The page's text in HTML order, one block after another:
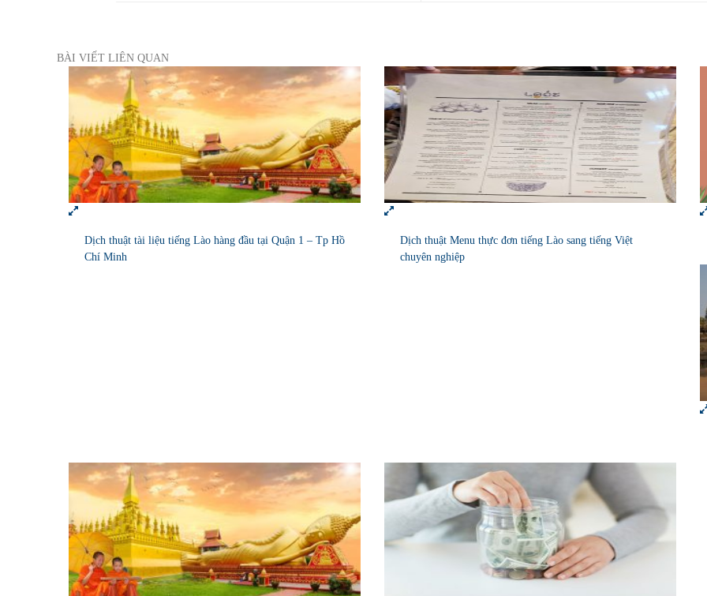
BÀI VIẾT LIÊN QUAN
Dịch thuật tài liệu tiếng Lào hàng đầu tại Quận 1 – Tp Hồ
Chí Minh
Dịch thuật Menu thực đơn tiếng Lào sang tiếng Việt
chuyên nghiệp